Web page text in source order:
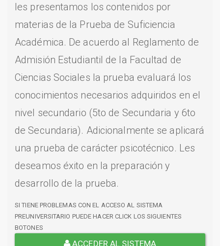
les presentamos los contenidos por
materias de la Prueba de Suficiencia
Académica. De acuerdo al Reglamento de
Admisión Estudiantil de la Facultad de
Ciencias Sociales la prueba evaluará los
conocimientos necesarios adquiridos en el
nivel secundario (5to de Secundaria y 6to
de Secundaria). Adicionalmente se aplicará
una prueba de carácter psicotécnico. Les
deseamos éxito en la preparación y
desarrollo de la prueba.
SI TIENE PROBLEMAS CON EL ACCESO AL SISTEMA
PREUNIVERSITARIO PUEDE HACER CLICK LOS SIGUIENTES
BOTONES
ACCEDER AL SISTEMA